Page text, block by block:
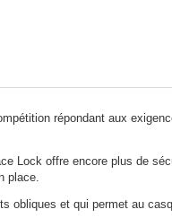
répondant aux
Lock offre encore plus de
place.
obliques et qui permet au